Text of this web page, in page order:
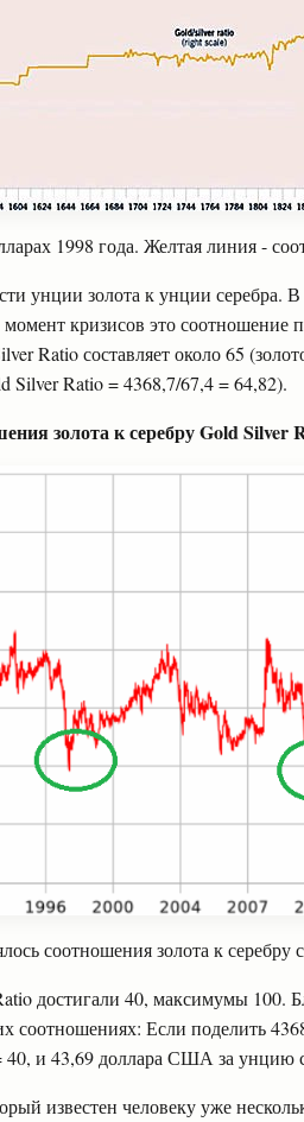
1998 года. Желтая линия -
унции золота к унции серебра.
кризисов это соотношение
Ratioсоставляет около 65
Silver Ratio = 4368,7/67,4 = 64,82).
золота к серебру Gold Silver
соотношения золота к серебру
достигали 40, максимумы 100.
соотношениях: Если поделить
и 43,69 доллара США за унцию
известен человеку уже